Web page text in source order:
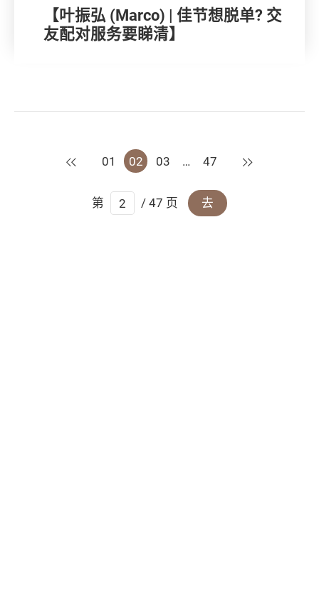
【叶振弘 (Marco) | 佳节想脱单? 交
友配对服务要睇清】
上一页
01 02 03 … 47 下一页
第 / 47 页 去